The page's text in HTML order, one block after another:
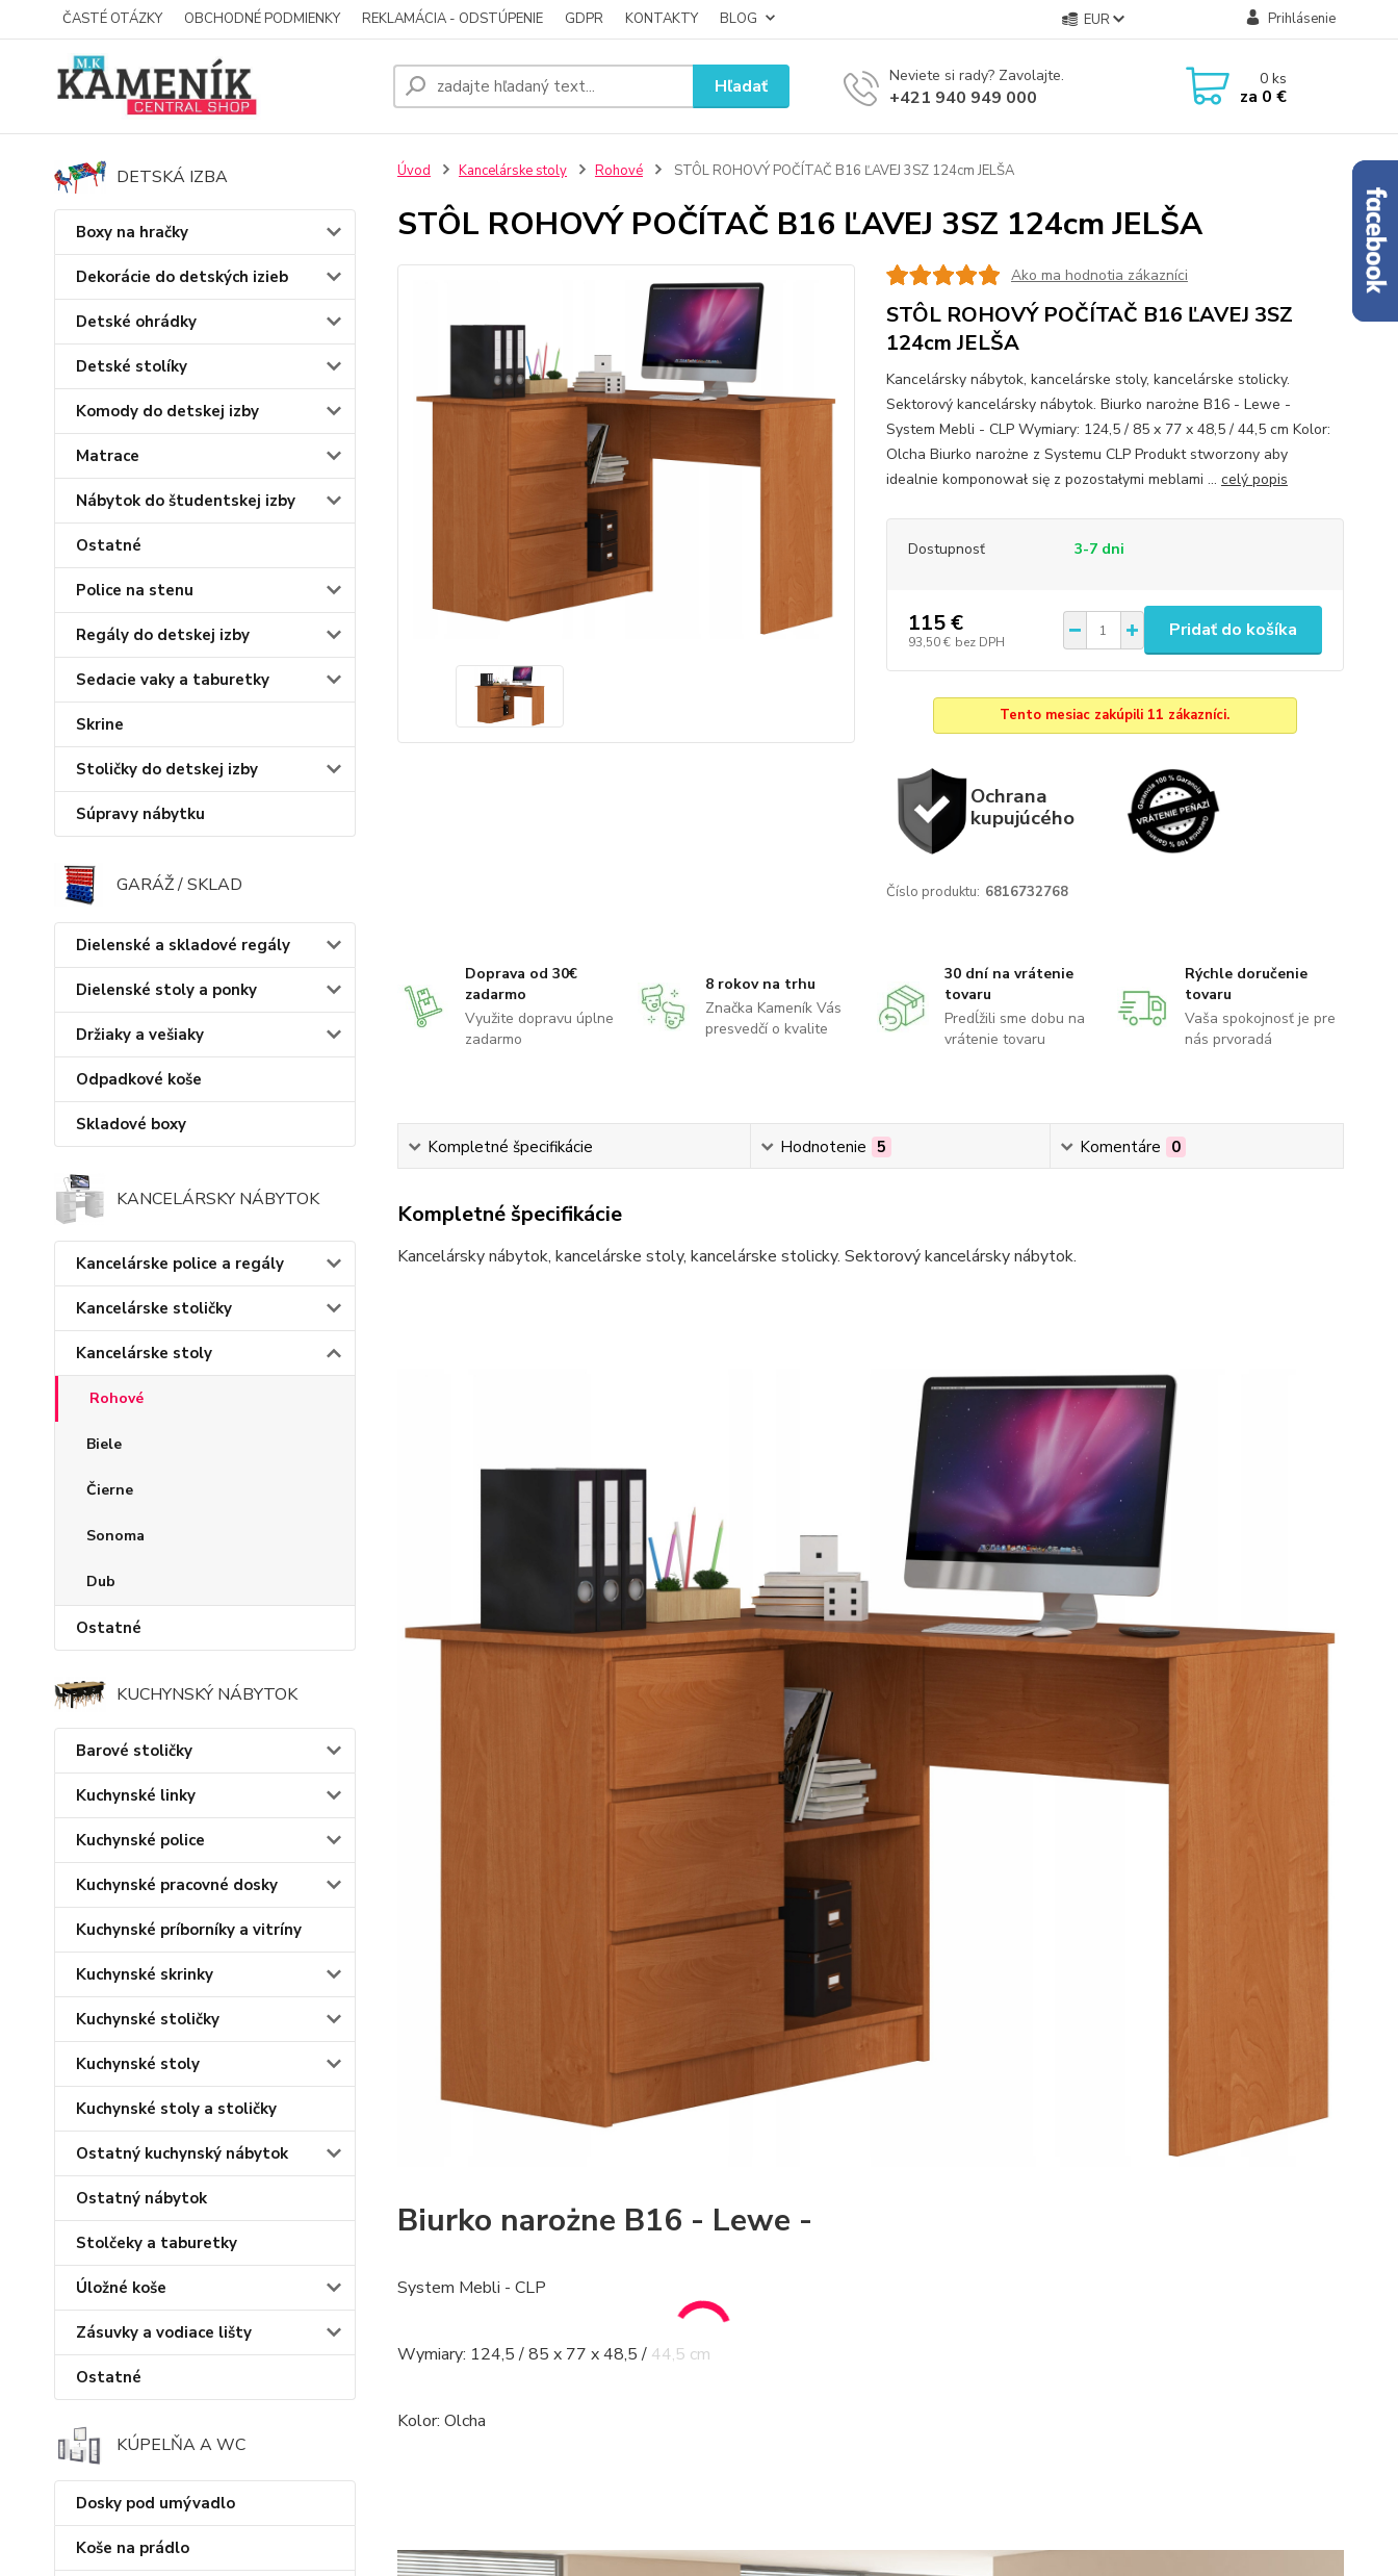
ČASTÉ OTÁZKY OBCHODNÉ PODMIENKY REKLAMÁCIA - ODSTÚPENIE GDPR KONTAKTY BLOG EUR Prihlásenie
Hľadať Neviete si rady? Zavolajte.
+421 940 949 000
0ks
za 0 €
DETSKÁ IZBA
Boxy na hračky
Dekorácie do detských izieb
Detské ohrádky
Detské stolíky
Komody do detskej izby
Matrace
Nábytok do študentskej izby
Ostatné
Police na stenu
Regály do detskej izby
Sedacie vaky a taburetky
Skrine
Stoličky do detskej izby
Súpravy nábytku
GARÁŽ / SKLAD
Dielenské a skladové regály
Dielenské stoly a ponky
Držiaky a vešiaky
Odpadkové koše
Skladové boxy
KANCELÁRSKY NÁBYTOK
Kancelárske police a regály
Kancelárske stoličky
Kancelárske stoly
Rohové
Biele
Čierne
Sonoma
Dub
Ostatné
KUCHYNSKÝ NÁBYTOK
Barové stoličky
Kuchynské linky
Kuchynské police
Kuchynské pracovné dosky
Kuchynské príborníky a vitríny
Kuchynské skrinky
Kuchynské stoličky
Kuchynské stoly
Kuchynské stoly a stoličky
Ostatný kuchynský nábytok
Ostatný nábytok
Stolčeky a taburetky
Úložné koše
Zásuvky a vodiace lišty
Ostatné
KÚPELŇA A WC
Dosky pod umývadlo
Koše na prádlo
Úvod Kancelárske stoly Rohové STÔL ROHOVÝ POČÍTAČ B16 ĽAVEJ 3SZ 124cm JELŠA
STÔL ROHOVÝ POČÍTAČ B16 ĽAVEJ 3SZ 124cm JELŠA
Ako ma hodnotia zákazníci
STÔL ROHOVÝ POČÍTAČ B16 ĽAVEJ 3SZ
124cm JELŠA
Kancelársky nábytok, kancelárske stoly, kancelárske stolicky.
Sektorový kancelársky nábytok. Biurko narożne B16 - Lewe -
System Mebli - CLP Wymiary: 124,5 / 85 x 77 x 48,5 / 44,5 cm Kolor:
Olcha Biurko narożne z Systemu CLP Produkt stworzony aby
idealnie komponował się z pozostałymi meblami ... celý popis
Dostupnosť 3-7 dni
115 €
93,50 € bez DPH
Pridať do košíka
Tento mesiac zakúpili 11 zákazníci.
Ochrana
kupujúcého
Číslo produktu: 6816732768
Doprava od 30€
zadarmo
Využite dopravu úplne
zadarmo
8 rokov na trhu
Značka Kameník Vás
presvedčí o kvalite
30 dní na vrátenie
tovaru
Predĺžili sme dobu na
vrátenie tovaru
Rýchle doručenie
tovaru
Vaša spokojnosť je pre
nás prvoradá
Kompletné špecifikácie Hodnotenie 5 Komentáre 0
Kompletné špecifikácie
Kancelársky nábytok, kancelárske stoly, kancelárske stolicky. Sektorový kancelársky nábytok.
Biurko narożne B16 - Lewe -
System Mebli - CLP
Wymiary: 124,5 / 85 x 77 x 48,5 / 44,5 cm
Kolor: Olcha